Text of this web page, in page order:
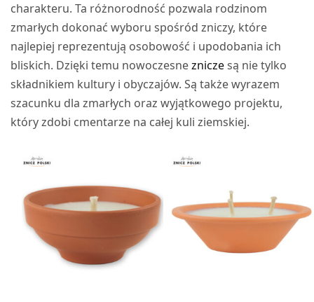
charakteru. Ta różnorodność pozwala rodzinom
zmarłych dokonać wyboru spośród zniczy, które
najlepiej reprezentują osobowość i upodobania ich
bliskich. Dzięki temu nowoczesnezniczesą nie tylko
składnikiem kultury i obyczajów. Są także wyrazem
szacunku dla zmarłych oraz wyjątkowego projektu,
który zdobi cmentarze na całej kuli ziemskiej.